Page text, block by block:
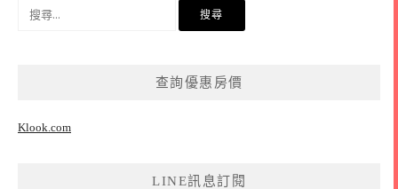
查詢優惠房價
Klook.com
LINE訊息訂閱